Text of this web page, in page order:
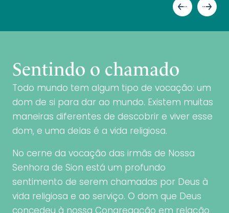
Sentindo o chamado
Todo mundo tem algum tipo de vocação: um
dom de si para dar ao mundo. Existem muitas
maneiras diferentes de descobrir e viver esse
dom, e uma delas é a vida religiosa.
No cerne da vocação das irmãs de Nossa
Senhora de Sion está um profundo
sentimento de serem chamadas por Deus à
vida religiosa e ao serviço. O dom que Deus
concedeu à nossa Congregação em relação